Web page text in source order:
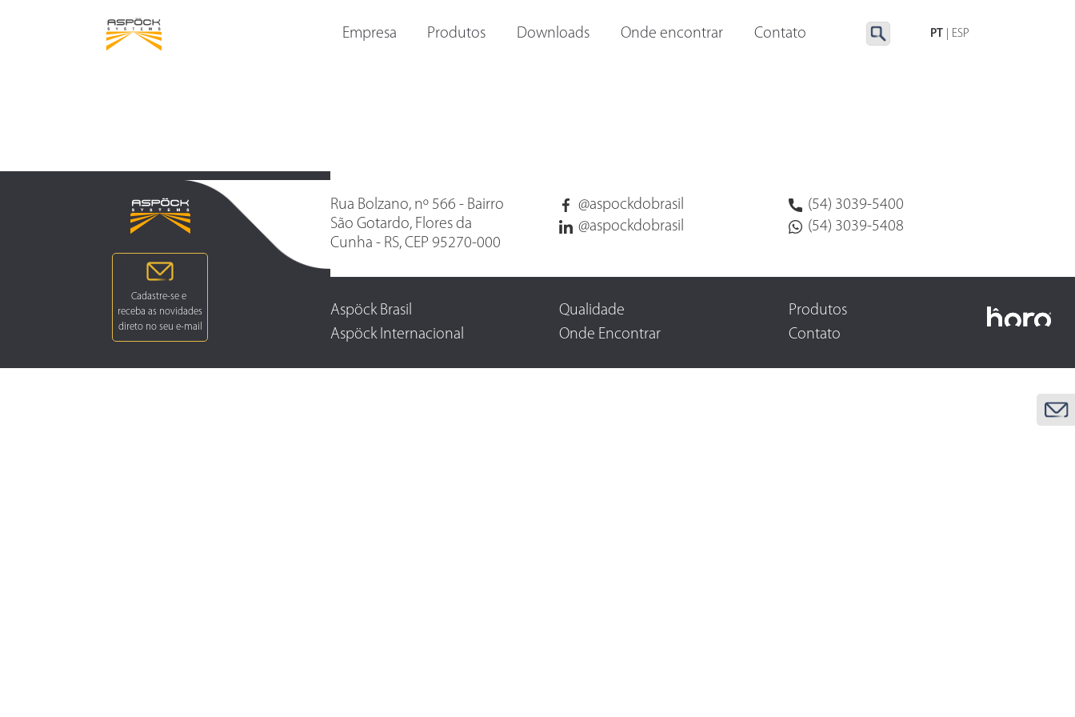
Empresa Produtos Downloads Onde encontrar Contato PT ESP
Rua Bolzano, nº 566 - Bairro
São Gotardo, Flores da
Cunha - RS, CEP 95270-000
@aspockdobrasil
@aspockdobrasil
(54) 3039-5400
(54) 3039-5408
Aspöck Brasil
Aspöck Internacional
Qualidade
Onde Encontrar
Produtos
Contato